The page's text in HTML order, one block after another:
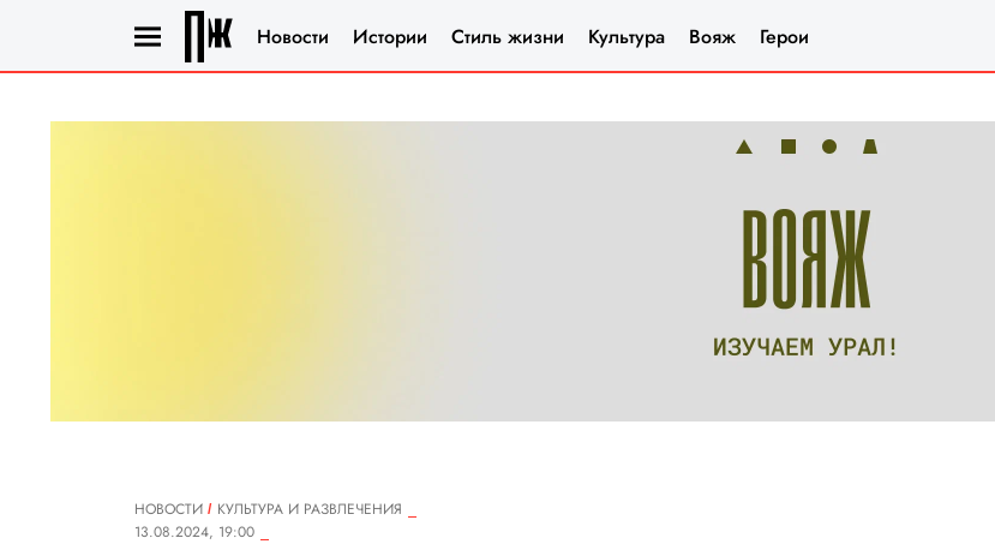
Новости Истории Стиль жизни Культура Вояж Герои
НОВОСТИ
КУЛЬТУРА И РАЗВЛЕЧЕНИЯ
13.08.2024, 19:00